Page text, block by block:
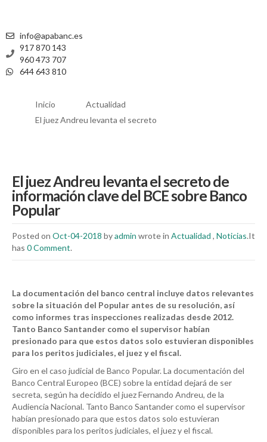
info@apabanc.es
917 870 143
960 473 707
644 643 810
Inicio
Actualidad
El juez Andreu levanta el secreto
El juez Andreu levanta el secreto de
información clave del BCE sobre Banco
Popular
Posted on Oct-04-2018 byadmin wrote in Actualidad , Noticias.It
has 0 Comment.
La documentación del banco central incluye datos relevantes
sobre la situación del Popular antes de su resolución, así
como informes tras inspecciones realizadas desde 2012.
Tanto Banco Santander como el supervisor habían
presionado para que estos datos solo estuvieran disponibles
para los peritos judiciales, el juez y el fiscal.
Giro en el caso judicial de Banco Popular. La documentación del
Banco Central Europeo (BCE) sobre la entidad dejará de ser
secreta, según ha decidido el juez Fernando Andreu, de la
Audiencia Nacional. Tanto Banco Santander como el supervisor
habían presionado para que estos datos solo estuvieran
disponibles para los peritos judiciales, el juez y el fiscal.